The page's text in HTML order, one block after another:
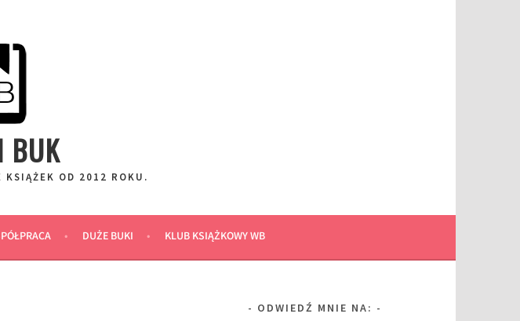
BUK
KSIĄŻEK OD 2012 ROKU.
DUŻE BUKI KLUB KSIĄŻKOWY WB
ODWIEDŹ MNIE NA: